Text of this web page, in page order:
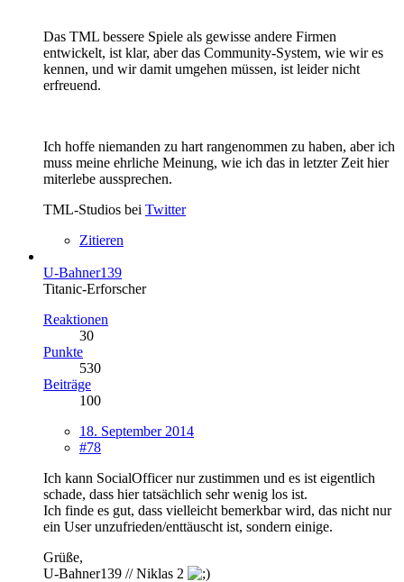
Das TML bessere Spiele als gewisse andere Firmen
entwickelt, ist klar, aber das Community-System, wie wir es
kennen, und wir damit umgehen müssen, ist leider nicht
erfreuend.
Ich hoffe niemanden zu hart rangenommen zu haben, aber ich
muss meine ehrliche Meinung, wie ich das in letzter Zeit hier
miterlebe aussprechen.
TML-Studios bei Twitter
Zitieren
U-Bahner139
Titanic-Erforscher
Reaktionen
30
Punkte
530
Beiträge
100
18. September 2014
#78
Ich kann SocialOfficer nur zustimmen und es ist eigentlich
schade, dass hier tatsächlich sehr wenig los ist.
Ich finde es gut, dass vielleicht bemerkbar wird, das nicht nur
ein User unzufrieden/enttäuscht ist, sondern einige.
Grüße,
U-Bahner139 // Niklas 2